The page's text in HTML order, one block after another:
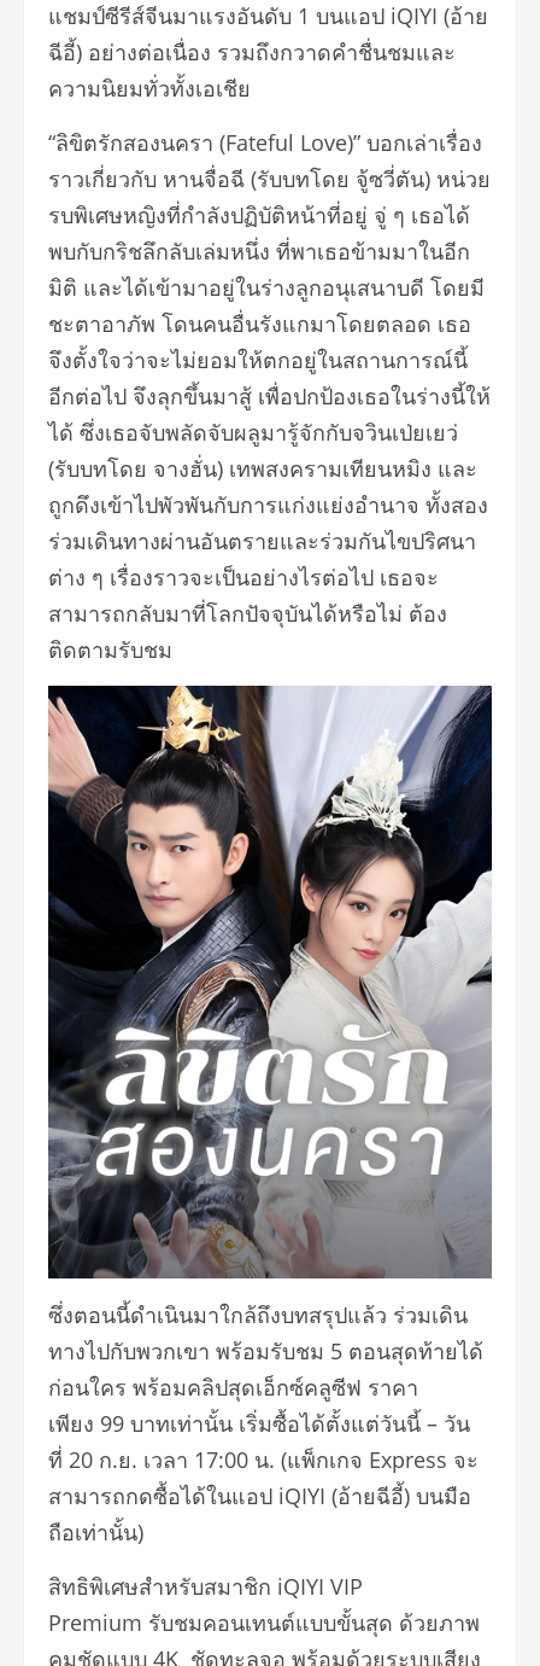
แชมป์ซีรีส์จีนมาแรงอันดับ 1 บนแอป iQIYI (อ้าย
ฉีอี้) อย่างต่อเนื่อง รวมถึงกวาดคำชื่นชมและ
ความนิยมทั่วทั้งเอเชีย
“ลิขิตรักสองนครา (Fateful Love)” บอกเล่าเรื่อง
ราวเกี่ยวกับ หานจื่อฉี (รับบทโดย จู้ซวี่ตัน) หน่วย
รบพิเศษหญิงที่กำลังปฏิบัติหน้าที่อยู่ จู่ ๆ เธอได้
พบกับกริชลึกลับเล่มหนึ่ง ที่พาเธอข้ามมาในอีก
มิติ และได้เข้ามาอยู่ในร่างลูกอนุเสนาบดี โดยมี
ชะตาอาภัพ โดนคนอื่นรังแกมาโดยตลอด เธอ
จึงตั้งใจว่าจะไม่ยอมให้ตกอยู่ในสถานการณ์นี้
อีกต่อไป จึงลุกขึ้นมาสู้ เพื่อปกป้องเธอในร่างนี้ให้
ได้ ซึ่งเธอจับพลัดจับผลูมารู้จักกับจวินเป่ยเยว่
(รับบทโดย จางฮั่น) เทพสงครามเทียนหมิง และ
ถูกดึงเข้าไปพัวพันกับการแก่งแย่งอำนาจ ทั้งสอง
ร่วมเดินทางผ่านอันตรายและร่วมกันไขปริศนา
ต่าง ๆ เรื่องราวจะเป็นอย่างไรต่อไป เธอจะ
สามารถกลับมาที่โลกปัจจุบันได้หรือไม่ ต้อง
ติดตามรับชม
ซึ่งตอนนี้ดำเนินมาใกล้ถึงบทสรุปแล้ว ร่วมเดิน
ทางไปกับพวกเขา พร้อมรับชม 5 ตอนสุดท้ายได้
ก่อนใคร พร้อมคลิปสุดเอ็กซ์คลูซีฟ ราคา
เพียง 99 บาทเท่านั้น เริ่มซื้อได้ตั้งแต่วันนี้ – วัน
ที่ 20 ก.ย. เวลา 17:00 น. (แพ็กเกจ Express จะ
สามารถกดซื้อได้ในแอป iQIYI (อ้ายฉีอี้) บนมือ
ถือเท่านั้น)
สิทธิพิเศษสำหรับสมาชิก iQIYI VIP
Premium รับชมคอนเทนต์แบบขั้นสุด ด้วยภาพ
คมชัดแบบ 4K ชัดทะลุจอ พร้อมด้วยระบบเสียง